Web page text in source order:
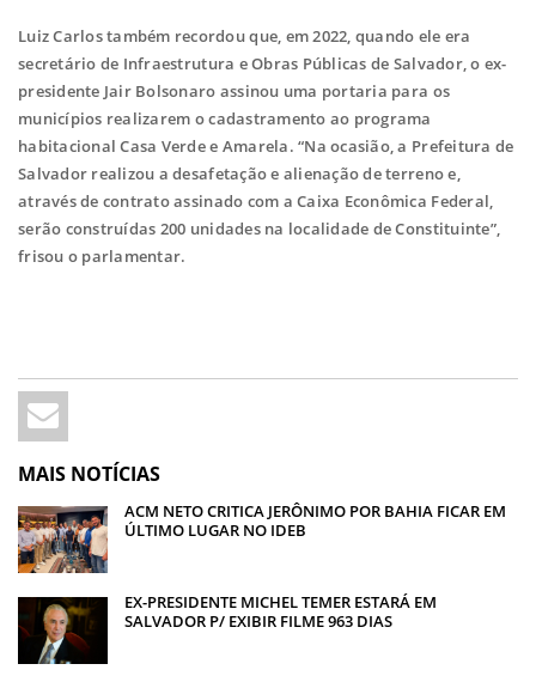
Luiz Carlos também recordou que, em 2022, quando ele era
secretário de Infraestrutura e Obras Públicas de Salvador, o ex-
presidente Jair Bolsonaro assinou uma portaria para os
municípios realizarem o cadastramento ao programa
habitacional Casa Verde e Amarela. “Na ocasião, a Prefeitura de
Salvador realizou a desafetação e alienação de terreno e,
através de contrato assinado com a Caixa Econômica Federal,
serão construídas 200 unidades na localidade de Constituinte”,
frisou o parlamentar.
MAIS NOTÍCIAS
ACM NETO CRITICA JERÔNIMO POR BAHIA FICAR EM
ÚLTIMO LUGAR NO IDEB
EX-PRESIDENTE MICHEL TEMER ESTARÁ EM
SALVADOR P/ EXIBIR FILME 963 DIAS